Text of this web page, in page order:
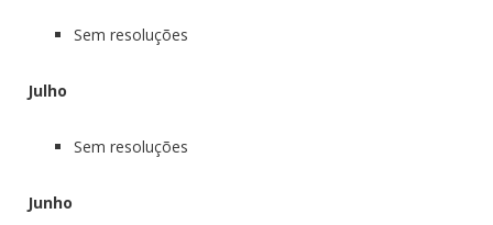
Sem resoluções
Julho
Sem resoluções
Junho